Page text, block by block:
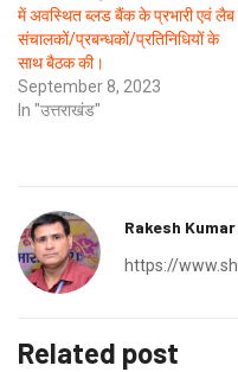
में अवस्थित ब्लड बैंक के प्रभारी एवं लैब
संचालकों/प्रबन्धकों/प्रतिनिधियों के
साथ बैठक की।
September 8, 2023
In "उत्तराखंड"
Rakesh
https://
Related post